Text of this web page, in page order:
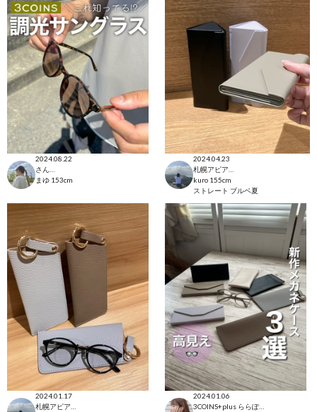
2024.08.22
まゆ 153cm
2024.04.23
kuro 155cm
ストレート ブルベ夏
2024.01.17
2024.01.06
3COINS+plus ららぽーと和泉店